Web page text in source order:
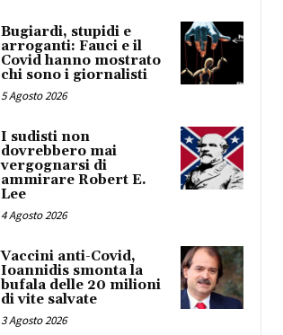
Bugiardi, stupidi e
arroganti: Fauci e il
Covid hanno mostrato
chi sono i giornalisti
5 Agosto 2026
I sudisti non
dovrebbero mai
vergognarsi di
ammirare Robert E.
Lee
4 Agosto 2026
Vaccini anti-Covid,
Ioannidis smonta la
bufala delle 20 milioni
di vite salvate
3 Agosto 2026